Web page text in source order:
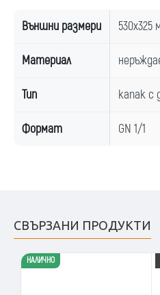
Външни размери 530x325
Материал
Тип капак с
Формат GN 1/1
СВЪРЗАНИ ПРОДУКТИ
НАЛИЧНО